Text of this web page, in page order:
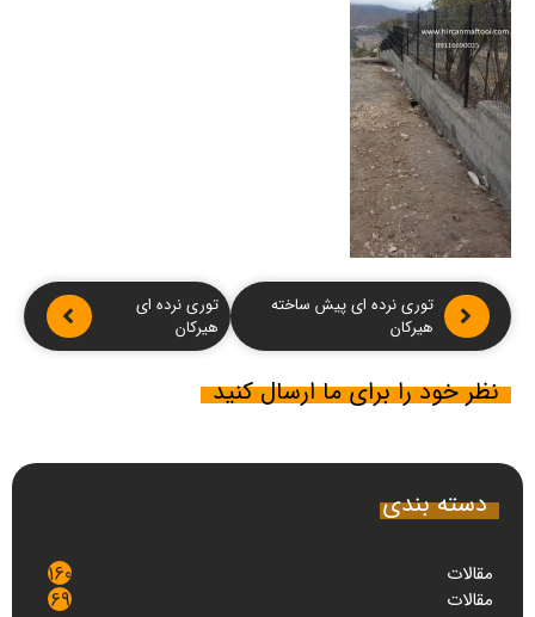
توری نرده ای پیش ساخته
هیرکان
توری نرده ای
هیرکان
نظر خود را برای ما ارسال کنید
دسته بندی
مقالات 160
مقالات 69